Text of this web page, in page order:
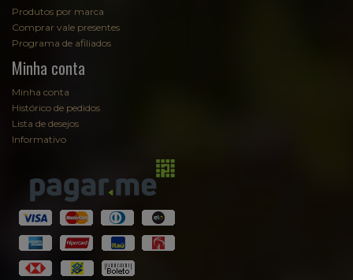
Produtos por marca
Comprar vale presentes
Programa de afiliados
Minha conta
Minha conta
Histórico de pedidos
Lista de desejos
Informativo